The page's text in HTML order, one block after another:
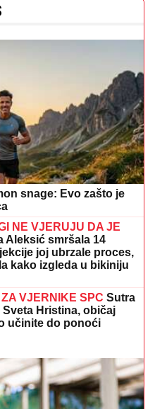
snage: Evo zašto je
NE VJERUJU DA JE
Aleksić smršala 14
joj ubrzale proces,
kako izgleda u bikiniju
VJERNIKE SPC Sutra
Hristina, običaj
učinite do ponoći